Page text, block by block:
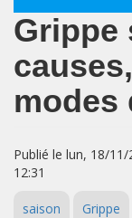
Grippe
modes
Publié le lun, 18/
12:31
saison Grippe